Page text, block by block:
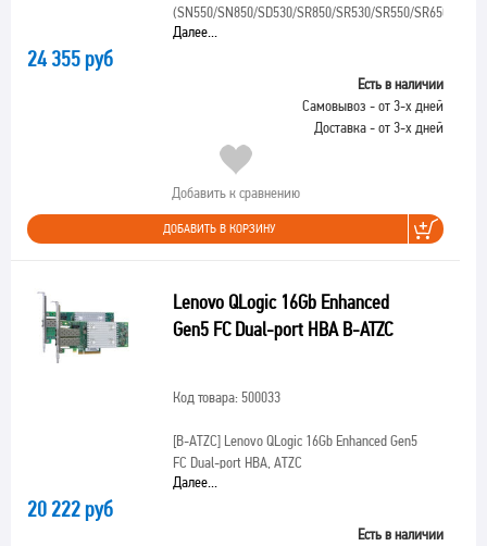
(SN550/SN850/SD530/SR850/SR530/SR550/SR650/
Далее...
24 355 руб
Есть в наличии
Самовывоз - от 3-х дней
Доставка - от 3-х дней
Добавить к сравнению
ДОБАВИТЬ В КОРЗИНУ
Lenovo QLogic 16Gb Enhanced
Gen5 FC Dual-port HBA B-ATZC
Код товара: 500033
[B-ATZC]Lenovo QLogic 16Gb Enhanced Gen5
FC Dual-port HBA, ATZC
Далее...
20 222 руб
Есть в наличии